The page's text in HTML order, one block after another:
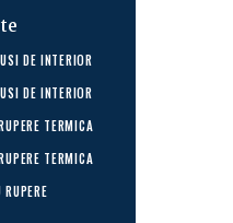
DE INTERIOR
DE INTERIOR
TERMICA
TERMICA